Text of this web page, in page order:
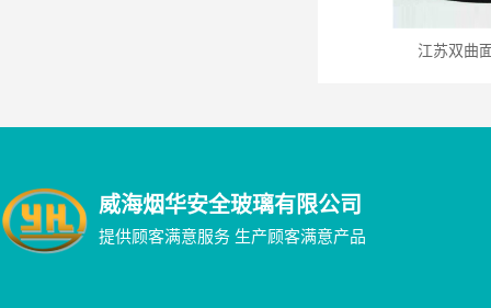
江苏双曲
威海烟华安全玻璃有限公司
提供顾客满意服务 生产顾客满意产品